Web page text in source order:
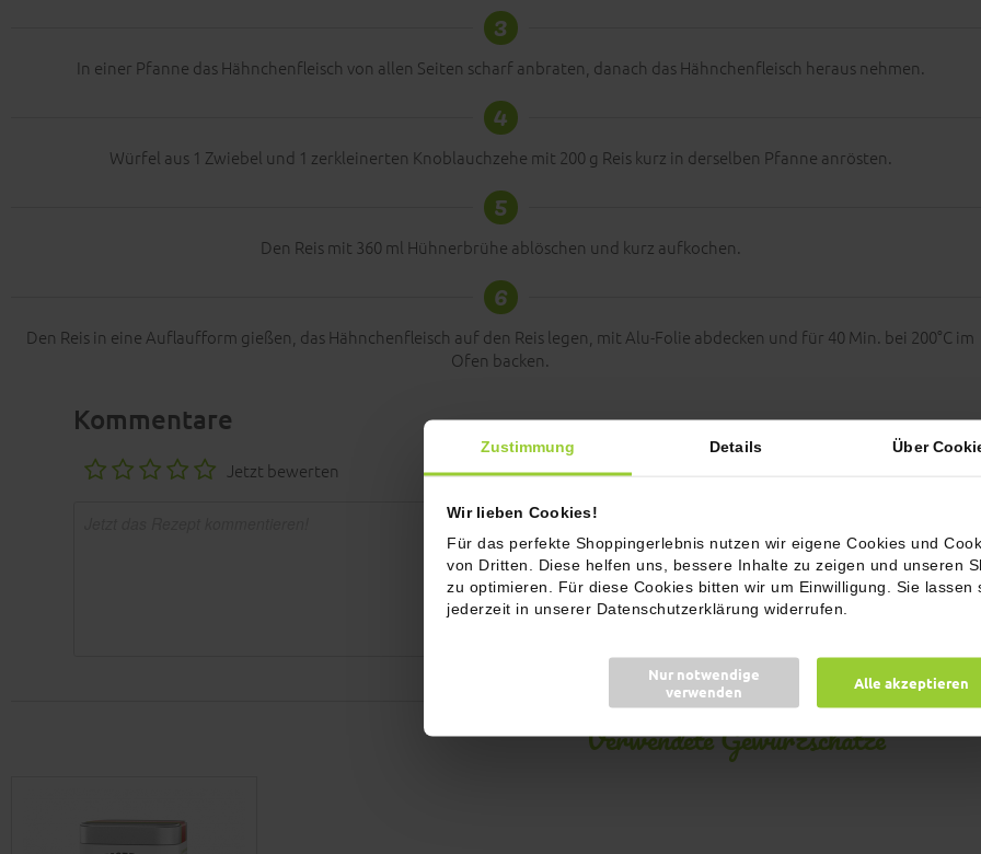
Zustimmung Details Über
Wir lieben Cookies!
Für das perfekte Shoppingerlebnis nutzen wir eigene Cookies und
von Dritten. Diese helfen uns, bessere Inhalte zu zeigen und unseren
zu optimieren. Für diese Cookies bitten wir um Einwilligung. Sie lassen
jederzeit in unserer Datenschutzerklärung widerrufen.
Nur notwendige
verwenden
Alle akzeptieren
3
In einer Pfanne das Hähnchenfleisch von allen Seiten scharf anbraten, danach das Hähnchenfleisch heraus nehmen.
4
Würfel aus 1 Zwiebel und 1 zerkleinerten Knoblauchzehe mit 200 g Reis kurz in derselben Pfanne anrösten.
5
Den Reis mit 360 ml Hühnerbrühe ablöschen und kurz aufkochen.
6
Den Reis in eine Auflaufform gießen, das Hähnchenfleisch auf den Reis legen, mit Alu-Folie abdecken und für 40 Min. bei 200°C im
Ofen backen.
Kommentare
Jetzt bewerten
E-Mail Adresse
Verwendete Gewürzschätze